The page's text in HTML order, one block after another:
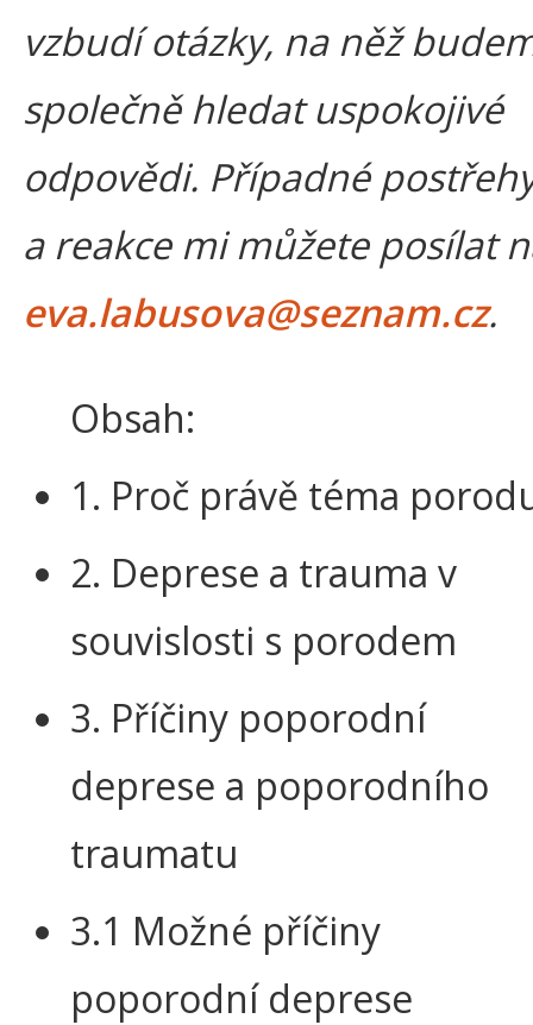
vzbudí otázky, na něž
společně hledat uspokojivé
odpovědi. Případné
a reakce mi můžete posílat
eva.labusova@seznam.cz.
Obsah:
1. Proč právě téma
2. Deprese a trauma v
souvislosti s porodem
3. Příčiny poporodní
deprese a poporodního
traumatu
3.1 Možné příčiny
poporodní deprese